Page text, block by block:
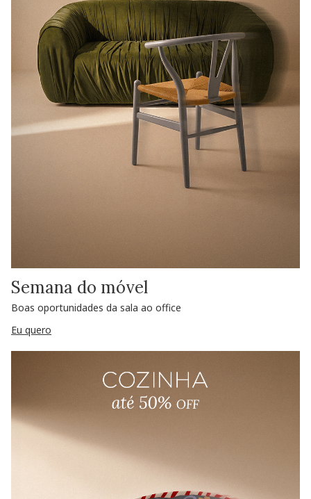
Semana do móvel
Boas oportunidades da sala ao office
Eu quero